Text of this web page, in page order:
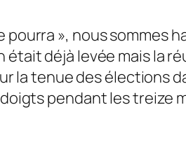
», nous sommes
était déjà levée mais la
la tenue des élections
pendant les treize